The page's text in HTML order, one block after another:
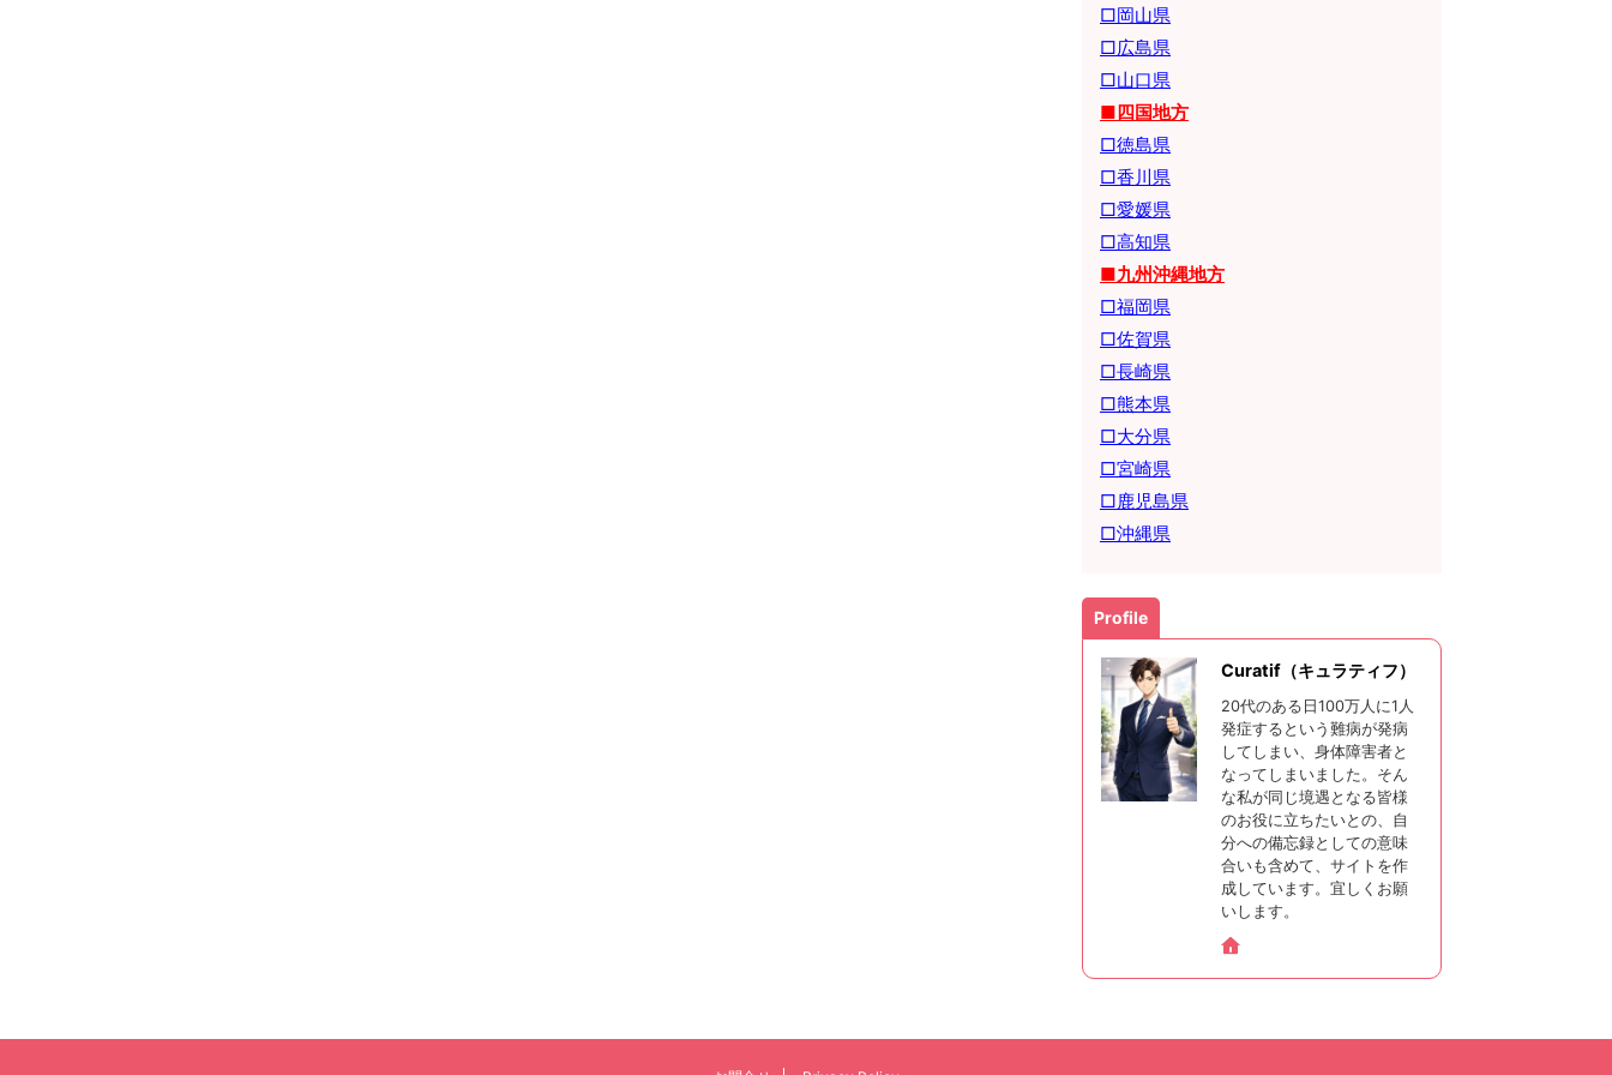
□岡山県
□広島県
□山口県
■四国地方
□徳島県
□香川県
□愛媛県
□高知県
■九州沖縄地方
□福岡県
□佐賀県
□長崎県
□熊本県
□大分県
□宮崎県
□鹿児島県
□沖縄県
Profile
Curatif（キュラティフ）
20代のある日100万人に1人
発症するという難病が発病
してしまい、身体障害者と
なってしまいました。そん
な私が同じ境遇となる皆様
のお役に立ちたいとの、自
分への備忘録としての意味
合いも含めて、サイトを作
成しています。宜しくお願
いします。